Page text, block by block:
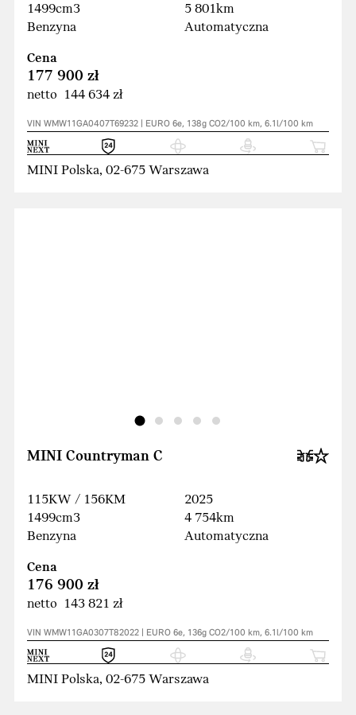
1499cm3
Benzyna
5 801km
Automatyczna
Cena
177 900 zł
netto 144 634 zł
VIN WMW11GA0407T69232 | EURO 6e, 138g CO2/100 km, 6.1l/100 km
MINI Polska, 02-675 Warszawa
MINI Countryman C
115KW / 156KM
1499cm3
Benzyna
2025
4 754km
Automatyczna
Cena
176 900 zł
netto 143 821 zł
VIN WMW11GA0307T82022 | EURO 6e, 136g CO2/100 km, 6.1l/100 km
MINI Polska, 02-675 Warszawa